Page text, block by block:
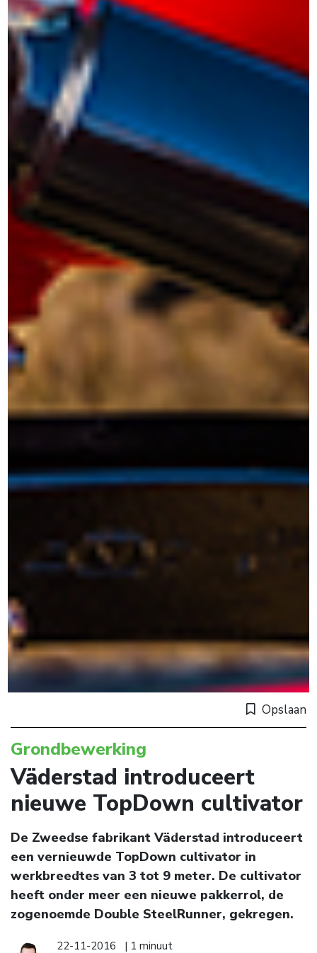
Opslaan
Grondbewerking
Väderstad introduceert
nieuwe TopDown cultivator
De Zweedse fabrikant Väderstad introduceert
een vernieuwde TopDown cultivator in
werkbreedtes van 3 tot 9 meter. De cultivator
heeft onder meer een nieuwe pakkerrol, de
zogenoemde Double SteelRunner, gekregen.
22-11-2016 | 1 minuut